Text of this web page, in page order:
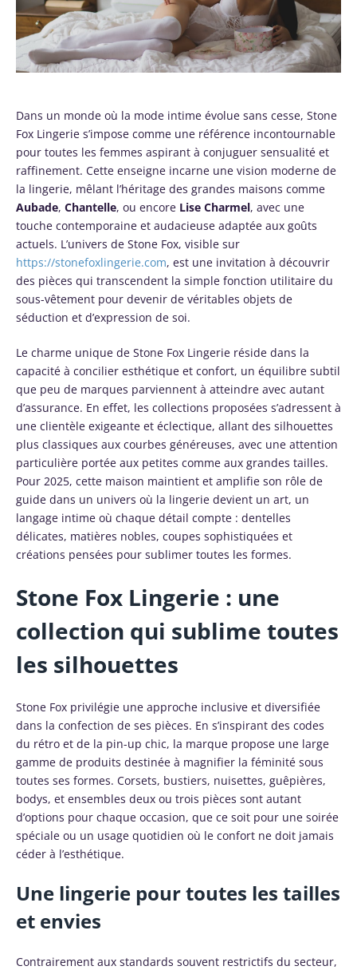
Dans un monde où la mode intime évolue sans cesse, Stone
Fox Lingerie s’impose comme une référence incontournable
pour toutes les femmes aspirant à conjuguer sensualité et
raffinement. Cette enseigne incarne une vision moderne de
la lingerie, mêlant l’héritage des grandes maisons comme
Aubade, Chantelle, ou encore Lise Charmel, avec une
touche contemporaine et audacieuse adaptée aux goûts
actuels. L’univers de Stone Fox, visible sur
https://stonefoxlingerie.com, est une invitation à découvrir
des pièces qui transcendent la simple fonction utilitaire du
sous-vêtement pour devenir de véritables objets de
séduction et d’expression de soi.
Le charme unique de Stone Fox Lingerie réside dans la
capacité à concilier esthétique et confort, un équilibre subtil
que peu de marques parviennent à atteindre avec autant
d’assurance. En effet, les collections proposées s’adressent à
une clientèle exigeante et éclectique, allant des silhouettes
plus classiques aux courbes généreuses, avec une attention
particulière portée aux petites comme aux grandes tailles.
Pour 2025, cette maison maintient et amplifie son rôle de
guide dans un univers où la lingerie devient un art, un
langage intime où chaque détail compte : dentelles
délicates, matières nobles, coupes sophistiquées et
créations pensées pour sublimer toutes les formes.
Stone Fox Lingerie : une
collection qui sublime toutes
les silhouettes
Stone Fox privilégie une approche inclusive et diversifiée
dans la confection de ses pièces. En s’inspirant des codes
du rétro et de la pin-up chic, la marque propose une large
gamme de produits destinée à magnifier la féminité sous
toutes ses formes. Corsets, bustiers, nuisettes, guêpières,
bodys, et ensembles deux ou trois pièces sont autant
d’options pour chaque occasion, que ce soit pour une soirée
spéciale ou un usage quotidien où le confort ne doit jamais
céder à l’esthétique.
Une lingerie pour toutes les tailles
et envies
Contrairement aux standards souvent restrictifs du secteur,